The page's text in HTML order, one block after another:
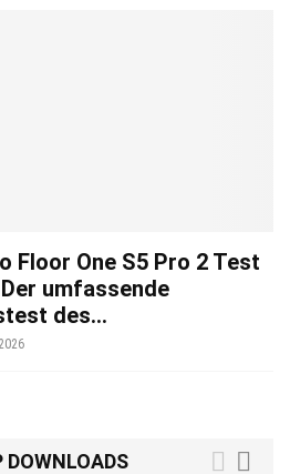
Floor One S5 Pro 2 Test
umfassende
des...
DOWNLOADS